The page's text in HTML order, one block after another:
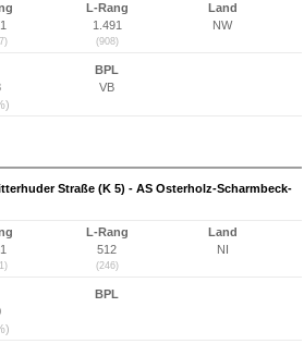
L-Rang
1.491
(908)
Land
NW
BPL
VB
Straße (K 5) - AS Osterholz-Scharmbeck-
L-Rang
512
(246)
Land
NI
BPL